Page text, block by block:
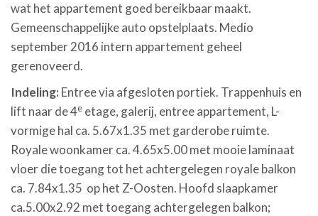
wat het appartement goed bereikbaar maakt.
Gemeenschappelijke auto opstelplaats. Medio
september 2016 intern appartement geheel
gerenoveerd.
Indeling: Entree via afgesloten portiek. Trappenhuis en
lift naar de 4e etage, galerij, entree appartement, L-
vormige hal ca. 5.67x1.35 met garderobe ruimte.
Royale woonkamer ca. 4.65x5.00 met mooie laminaat
vloer die toegang tot het achtergelegen royale balkon
ca. 7.84x1.35 op het Z-Oosten. Hoofd slaapkamer
ca.5.00x2.92 met toegang achtergelegen balkon;